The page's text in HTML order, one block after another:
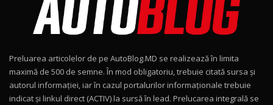
Noul Geely EX2 / Test Drive AutoBlog.MD
15:22
Mercedes-AMG E 53 HYBRID 4MATIC+ / Test
Drive AutoBlog.MD
16:27
Preluarea articolelor de pe AutoBlog.MD se realizează în limita
maximă de 500 de semne. În mod obligatoriu, trebuie citată sursa și
autorul informației, iar în cazul portalurilor informaționale trebuie
indicat și linkul direct (ACTIV) la sursă în lead. Prelucarea integrală se